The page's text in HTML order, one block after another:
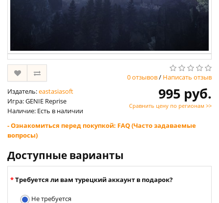
0 отзывов/ Написать отзыв
Издатель:eastasiasoft
Игра: GENIE Reprise
Наличие: Есть в наличии
995 руб.
Сравнить цену по регионам >>
- Ознакомиться перед покупкой: FAQ (Часто задаваемые
вопросы)
Доступные варианты
Требуется ли вам турецкий аккаунт в подарок?
Не требуется